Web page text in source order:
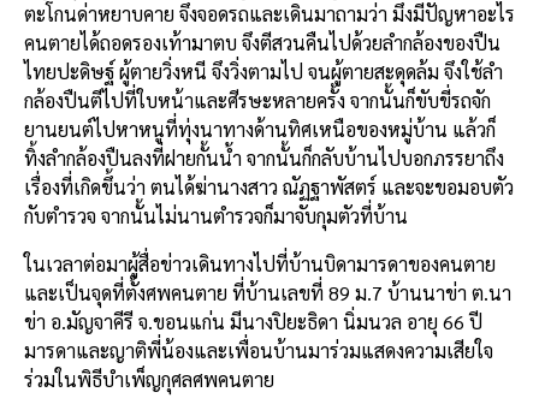
ตะโกนด่าหยาบคาย จึงจอดรถและเดินมาถามว่า มึงมีปัญหาอะไร
คนตายได้ถอดรองเท้ามาตบ จึงตีสวนคืนไปด้วยลำกล้องของปืน
ไทยปะดิษฐ์ ผู้ตายวิ่งหนี จึงวิ่งตามไป จนผู้ตายสะดุดล้ม จึงใช้ลำ
กล้องปืนตีไปที่ใบหน้าและศีรษะหลายครั้ง จากนั้นก็ขับขี่รถจัก
ยานยนต์ไปหาหนูที่ทุ่งนาทางด้านทิศเหนือของหมู่บ้าน แล้วก็
ทิ้งลำกล้องปืนลงที่ฝายกั้นน้ำ จากนั้นก็กลับบ้านไปบอกภรรยาถึง
เรื่องที่เกิดขึ้นว่า ตนได้ฆ่านางสาว ณัฏฐาพัสตร์ และจะขอมอบตัว
กับตำรวจ จากนั้นไม่นานตำรวจก็มาจับกุมตัวที่บ้าน
ในเวลาต่อมาผู้สื่อข่าวเดินทางไปที่บ้านบิดามารดาของคนตาย
และเป็นจุดที่ตั้งศพคนตาย ที่บ้านเลขที่ 89 ม.7 บ้านนาข่า ต.นา
ข่า อ.มัญจาคีรี จ.ขอนแก่น มีนางปิยะธิดา นิ่มนวล อายุ 66 ปี
มารดาและญาติพี่น้องและเพื่อนบ้านมาร่วมแสดงความเสียใจ
ร่วมในพิธีบำเพ็ญกุศลศพคนตาย